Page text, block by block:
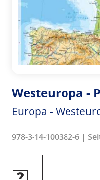
Westeuropa -
Europa -
978-3-14-100382-6 |